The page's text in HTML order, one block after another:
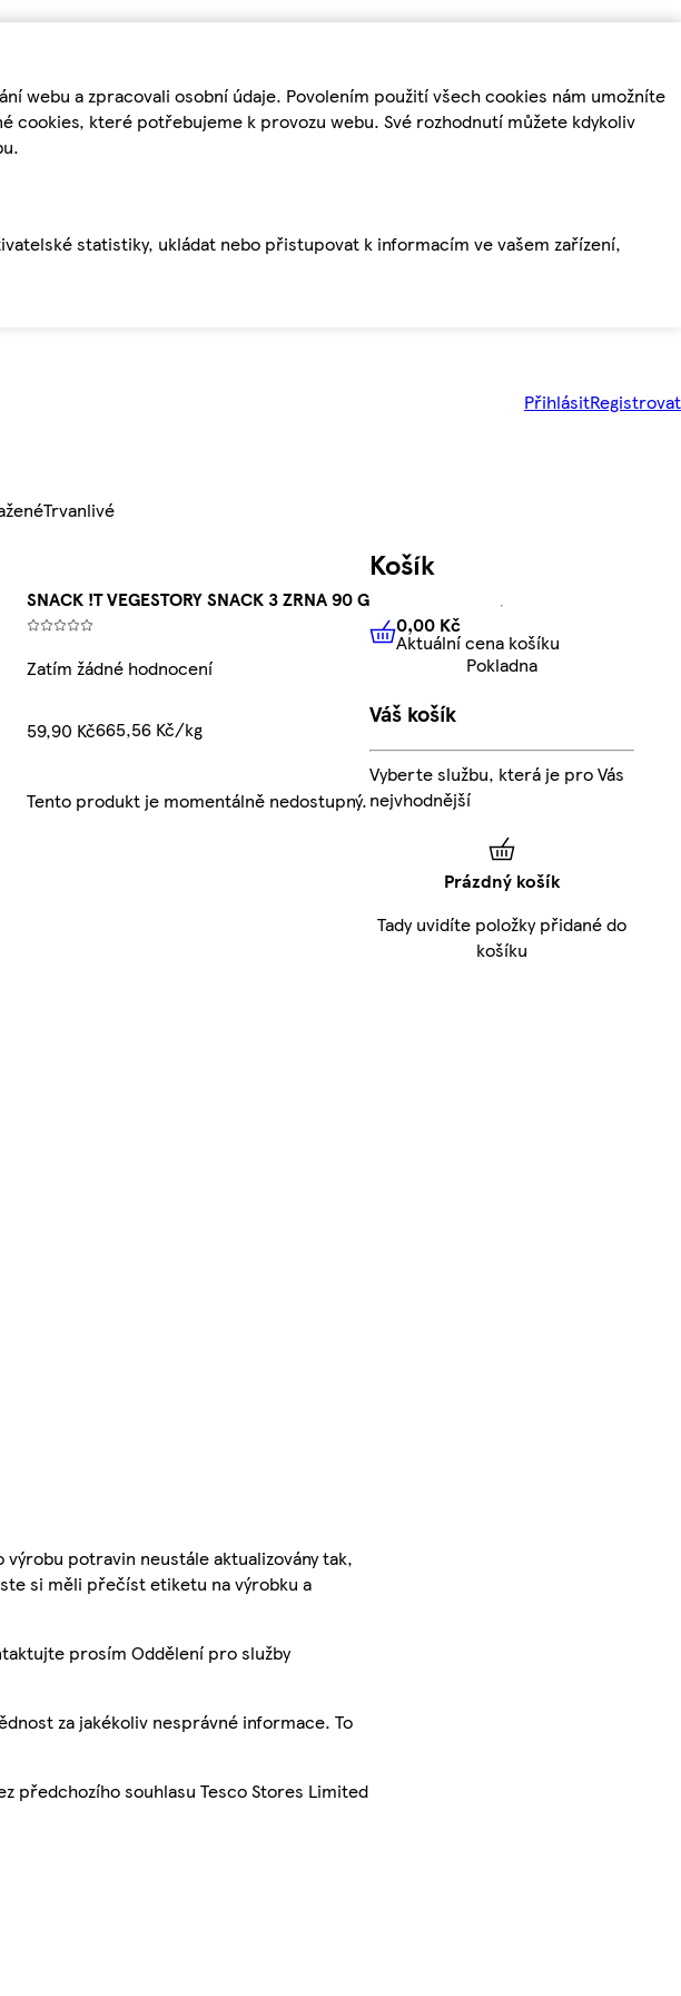
webu a zpracovali osobní údaje. Povolením použití všech cookies nám umožníte
cookies, které potřebujeme k provozu webu. Své rozhodnutí můžete kdykoliv
statistiky, ukládat nebo přistupovat k informacím ve vašem zařízení,
PřihlásitRegistrovat
Trvanlivé
SNACK !T VEGESTORY SNACK 3 ZRNA 90 G
Zatím žádné hodnocení
59,90 Kč665,56 Kč/kg
Tento produkt je momentálně nedostupný.
potravin neustále aktualizovány tak,
si měli přečíst etiketu na výrobku a
prosím Oddělení pro služby
za jakékoliv nesprávné informace. To
předchozího souhlasu Tesco Stores Limited
Košík
0,00 KčAktuální cena košíku
0,00 Kč
Aktuální cena košíku
Pokladna
Váš košík
Vyberte službu, která je pro Vás
nejvhodnější
Prázdný košík
Tady uvidíte položky přidané do
košíku